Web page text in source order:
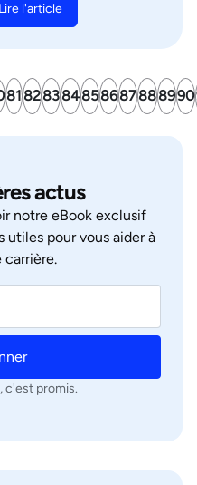
Lire l'article
81828384858687888990
actus
notre eBook exclusif
pour vous aider à
carrière.
c'est promis.